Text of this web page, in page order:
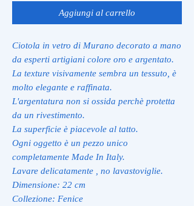
Aggiungi al carrello
Ciotola in vetro di Murano decorato a mano
da esperti artigiani colore oro e argentato.
La texture visivamente sembra un tessuto, è
molto elegante e raffinata.
L'argentatura non si ossida perchè protetta
da un rivestimento.
La superficie è piacevole al tatto.
Ogni oggetto è un pezzo unico
completamente Made In Italy.
Lavare delicatamente , no lavastoviglie.
Dimensione: 22 cm
Collezione: Fenice